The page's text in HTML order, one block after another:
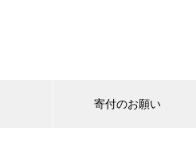
寄付のお願い